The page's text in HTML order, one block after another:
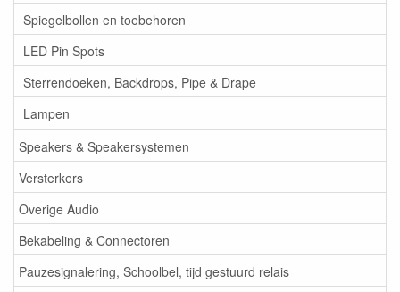
Spiegelbollen en toebehoren
LED Pin Spots
Sterrendoeken, Backdrops, Pipe & Drape
Lampen
Speakers & Speakersystemen
Versterkers
Overige Audio
Bekabeling & Connectoren
Pauzesignalering, Schoolbel, tijd gestuurd relais